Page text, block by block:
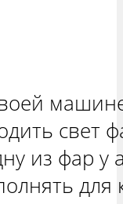
свет
из фар у